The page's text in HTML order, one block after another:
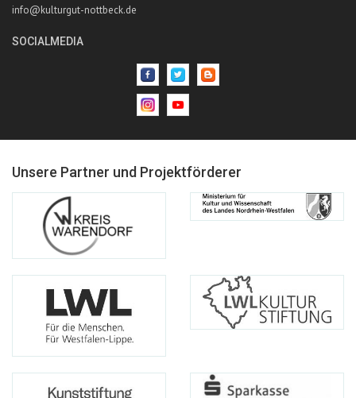
info@kulturgut-nottbeck.de
SOCIALMEDIA
Unsere Partner und Projektförderer